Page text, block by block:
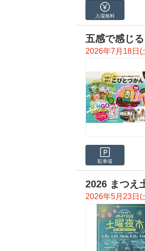
入場無料
五感で感じ
2026年7月18日(
駐車場
2026 まつえ
2026年5月23日(